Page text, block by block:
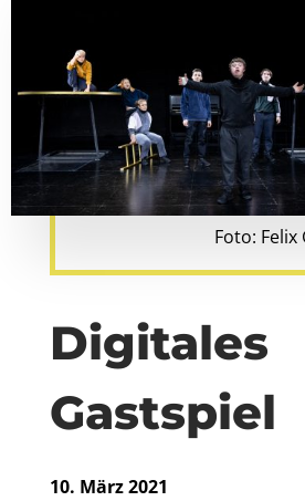
Foto:
Digitales
Gastspiel
10. März 2021